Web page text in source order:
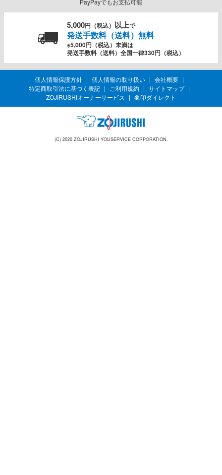
5,000円（税込） 以上で
発送手数料（送料）無料
※5,000円（税込）未満は
発送手数料（送料）全国一律330円（税込）
個人情報保護方針 個人情報の取り扱い
会社概要
特定商取引法に基づく表記
ご利用規約
サイトマップ
ZOJIRUSHIオーナーサービス
象印ダイレクト
(C) 2020 ZOJIRUSHI YOUSERVICE CORPORATION.